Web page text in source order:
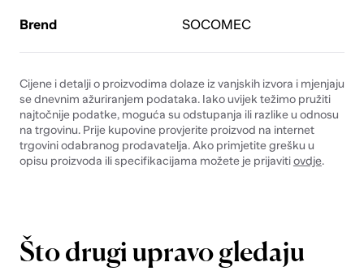
Brend SOCOMEC
Cijene i detalji o proizvodima dolaze iz vanjskih izvora i mjenjaju
se dnevnim ažuriranjem podataka. Iako uvijek težimo pružiti
najtočnije podatke, moguća su odstupanja ili razlike u odnosu
na trgovinu. Prije kupovine provjerite proizvod na internet
trgovini odabranog prodavatelja. Ako primjetite grešku u
opisu proizvoda ili specifikacijama možete je prijavitiovdje.
Što drugi upravo gledaju